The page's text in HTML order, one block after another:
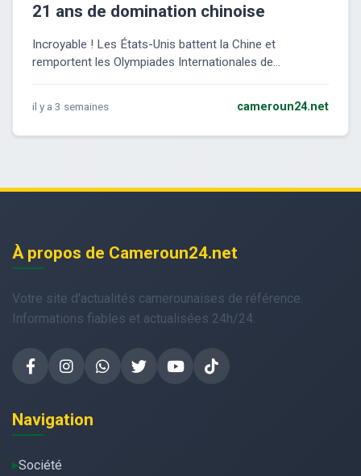
21 ans de domination chinoise
Incroyable ! Les États-Unis battent la Chine et
remportent les Olympiades Internationales de...
il y a 3 semaines cameroun24.net
À propos de Cameroun24.net
Votre site d'actualités camerounaises de référence.
Informations fiables et actualisées 24h/24.
Navigation
Société